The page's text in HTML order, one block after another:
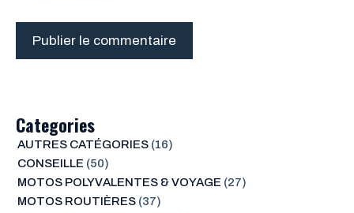
Categories
AUTRES CATÉGORIES(16)
CONSEILLE (50)
MOTOS POLYVALENTES & VOYAGE (27)
MOTOS ROUTIÈRES(37)